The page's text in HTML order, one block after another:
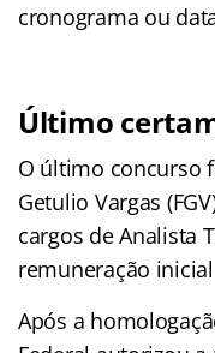
cronograma ou
Último
O último concurso
Getulio Vargas
cargos de Analista
remuneração
Após a